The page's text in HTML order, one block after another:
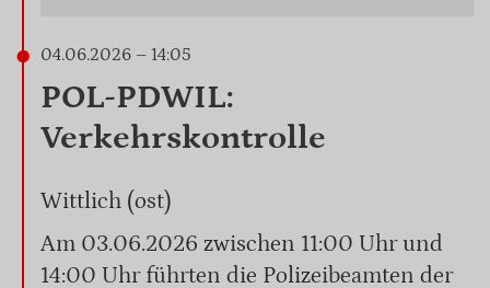
04.06.2026 – 14:05
POL-PDWIL:
Verkehrskontrolle
Wittlich (ost)
Am 03.06.2026 zwischen 11:00 Uhr und
14:00 Uhr führten die Polizeibeamten der